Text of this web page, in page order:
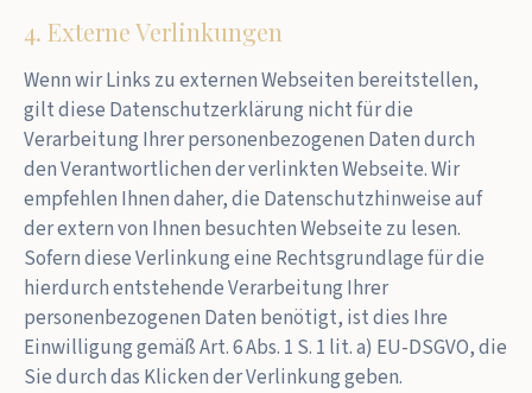
4. Externe Verlinkungen
Wenn wir Links zu externen Webseiten bereitstellen,
gilt diese Datenschutzerklärung nicht für die
Verarbeitung Ihrer personenbezogenen Daten durch
den Verantwortlichen der verlinkten Webseite. Wir
empfehlen Ihnen daher, die Datenschutzhinweise auf
der extern von Ihnen besuchten Webseite zu lesen.
Sofern diese Verlinkung eine Rechtsgrundlage für die
hierdurch entstehende Verarbeitung Ihrer
personenbezogenen Daten benötigt, ist dies Ihre
Einwilligung gemäß Art. 6 Abs. 1 S. 1 lit. a) EU-DSGVO, die
Sie durch das Klicken der Verlinkung geben.